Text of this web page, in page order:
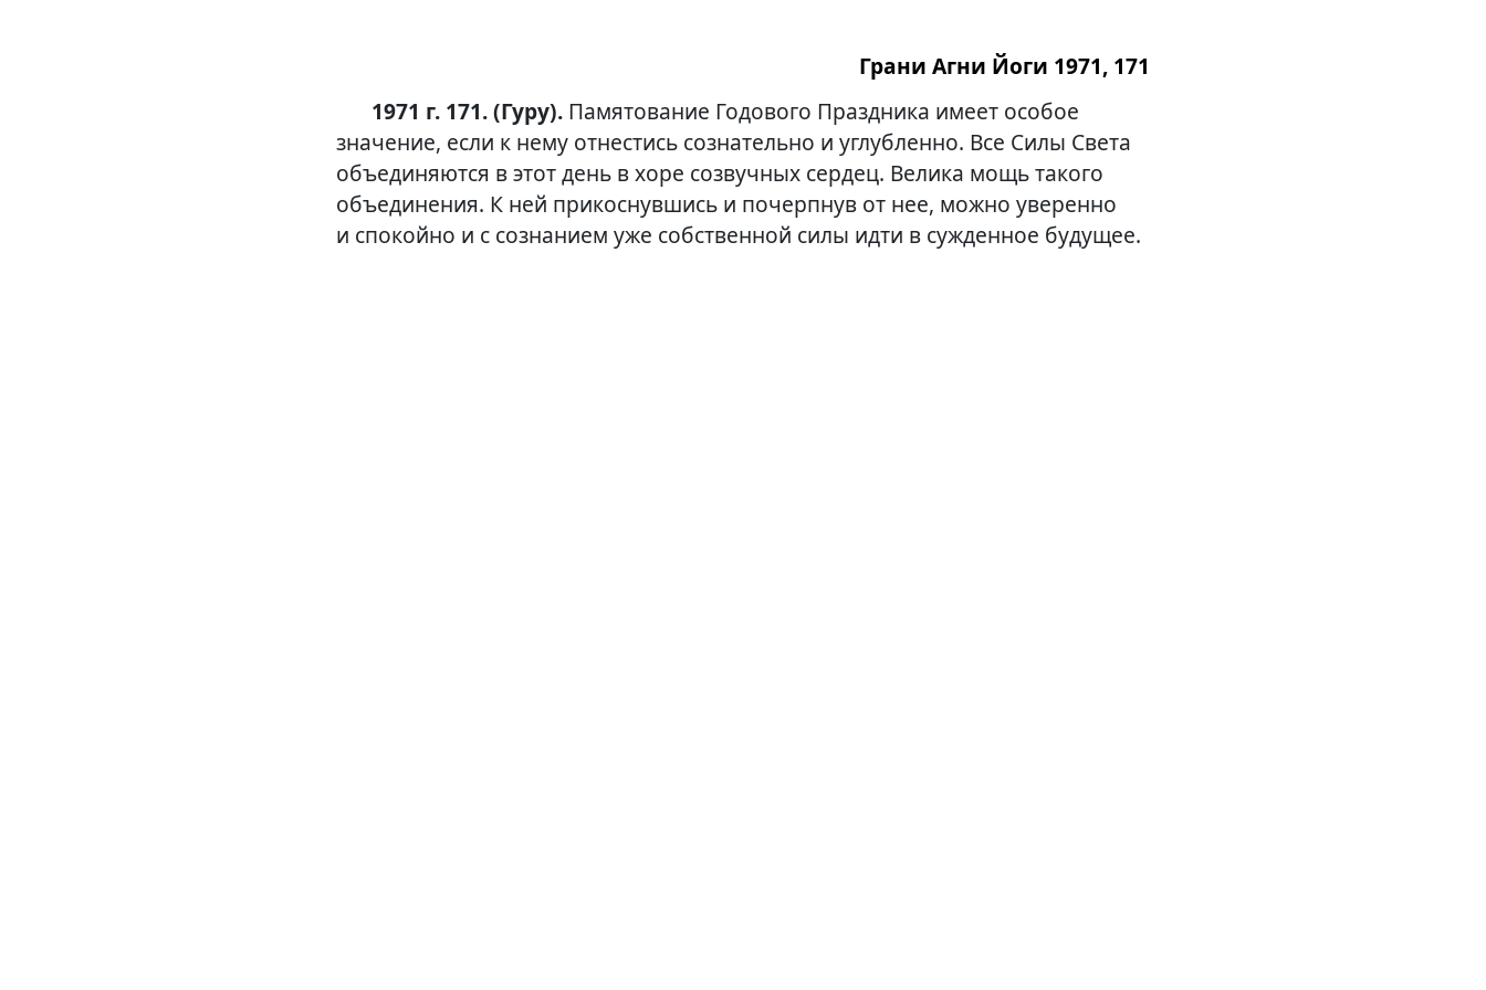
Грани Агни Йоги 1971, 171
1971 г. 171. (Гуру). Памятование Годового Праздника имеет особое
значение, если к нему отнестись сознательно и углубленно. Все Силы Света
объединяются в этот день в хоре созвучных сердец. Велика мощь такого
объединения. К ней прикоснувшись и почерпнув от нее, можно уверенно
и спокойно и с сознанием уже собственной силы идти в сужденное будущее.